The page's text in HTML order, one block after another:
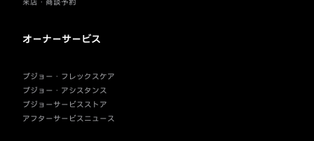
来店・商談予約
オーナーサービス
プジョー・フレックスケア
プジョー・アシスタンス
プジョーサービスストア
アフターサービスニュース